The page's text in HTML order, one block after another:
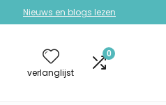
Nieuws en blogs lezen
verlanglijst
0